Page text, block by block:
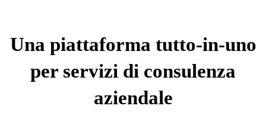
Una piattaforma tutto-in-uno
per servizi di consulenza
aziendale